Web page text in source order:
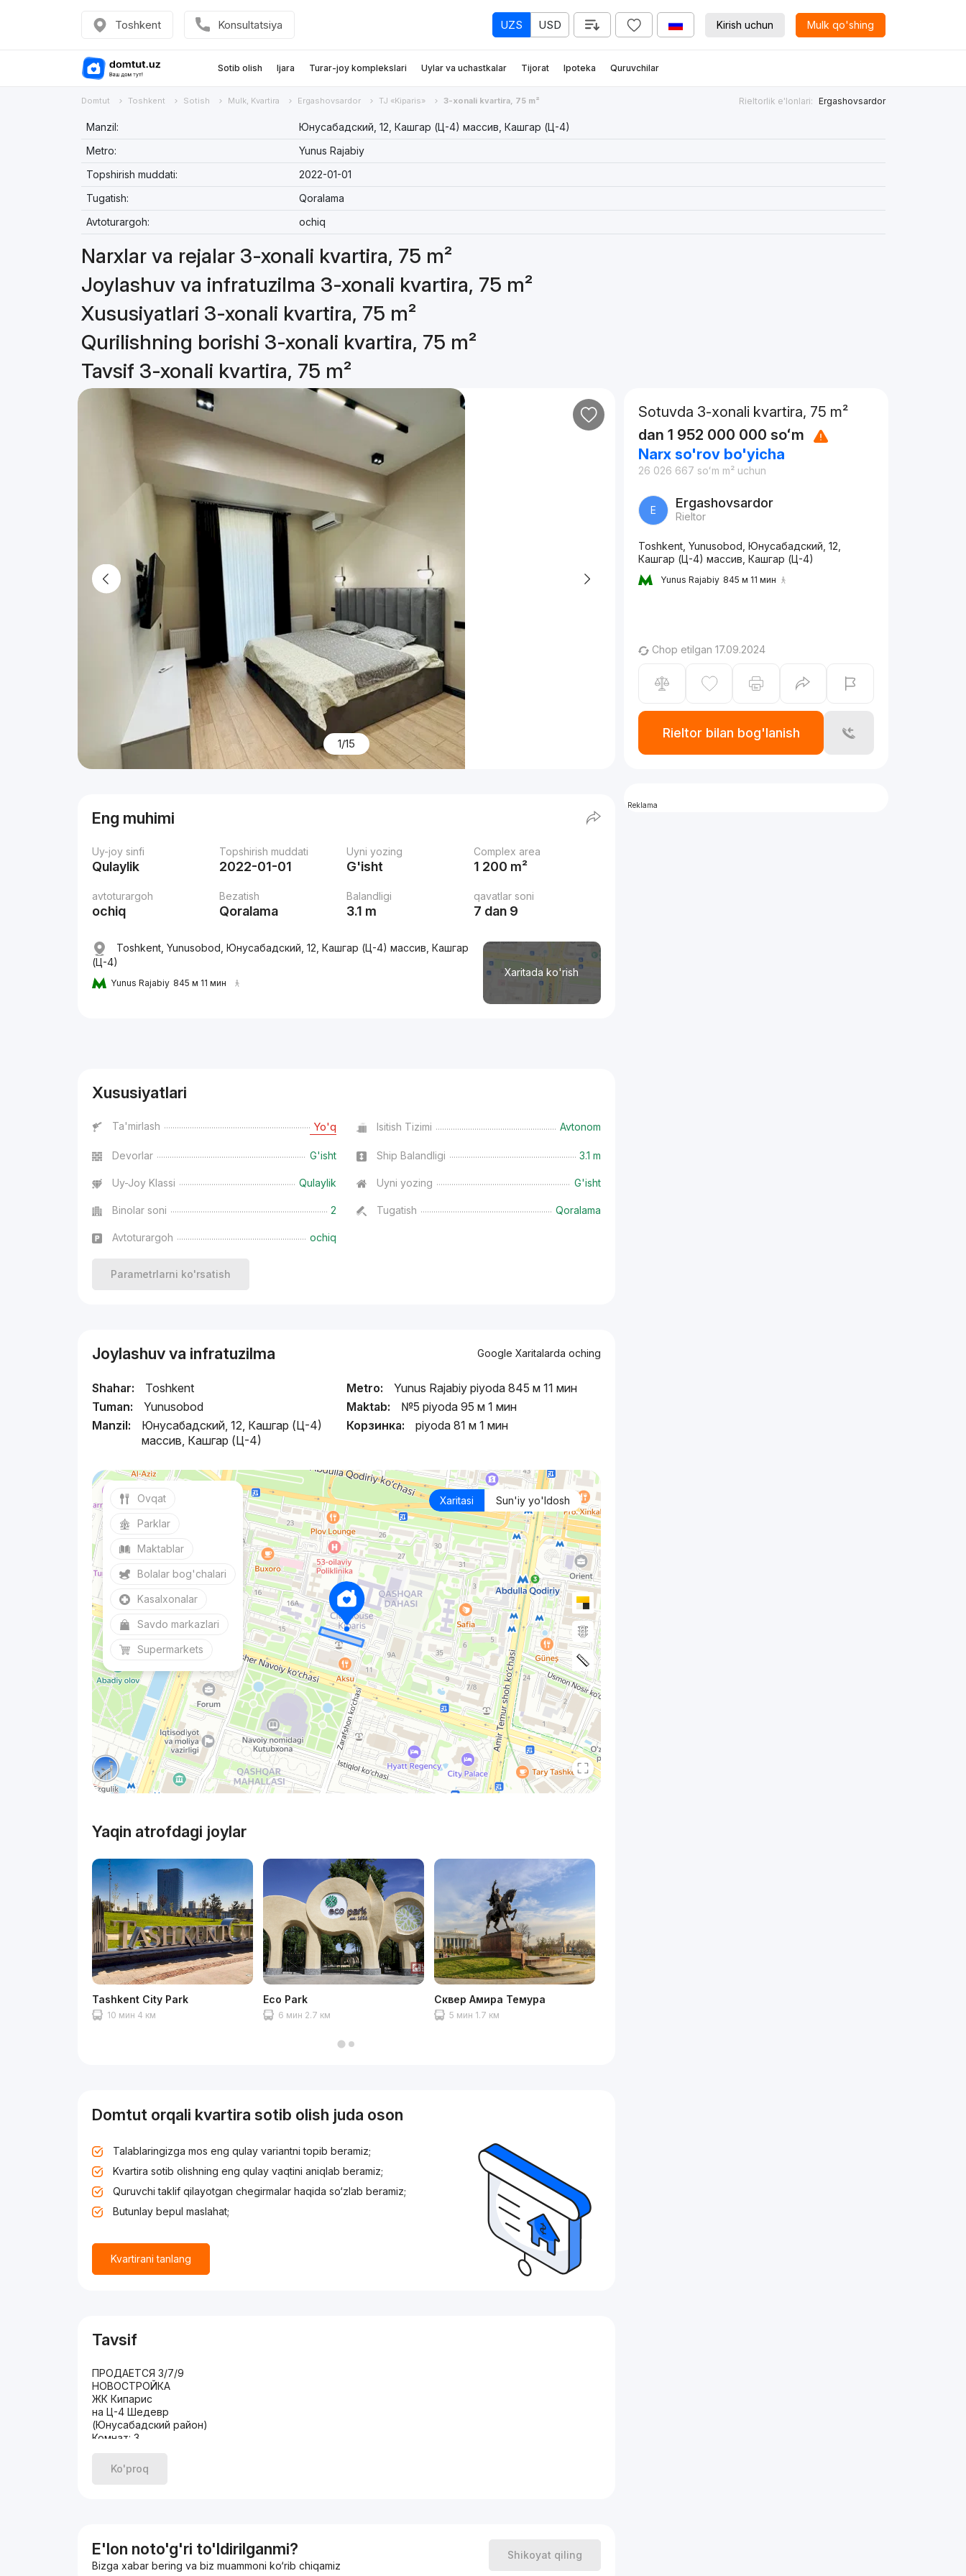
Toshkent Konsultatsiya UZS USD Kirish uchun Mulk qo'shing
Sotib olish Ijara Turar-joy komplekslari Uylar va uchastkalar Tijorat Ipoteka Quruvchilar
Domtut Toshkent Sotish Mulk, Kvartira Ergashovsardor TJ «Kiparis» 3-xonali kvartira, 75 m² Rieltorlik e'lonlari: Ergashovsardor
Manzil:
Юнусабадский, 12, Кашгар (Ц-4) массив, Кашгар (Ц-4)
Metro:
Yunus Rajabiy
Topshirish muddati:
2022-01-01
Tugatish:
Qoralama
Avtoturargoh:
ochiq
Narxlar va rejalar 3-xonali kvartira, 75 m²
Joylashuv va infratuzilma 3-xonali kvartira, 75 m²
Xususiyatlari 3-xonali kvartira, 75 m²
Qurilishning borishi 3-xonali kvartira, 75 m²
Tavsif 3-xonali kvartira, 75 m²
1/15
Eng muhimi
Uy-joy sinfi
Qulaylik
Topshirish muddati
2022-01-01
Uyni yozing
G'isht
Complex area
1 200 m²
avtoturargoh
ochiq
Bezatish
Qoralama
Balandligi
3.1 m
qavatlar soni
7 dan 9
Xaritada ko'rish
Toshkent, Yunusobod, Юнусабадский, 12, Кашгар (Ц-4) массив, Кашгар
(Ц-4)
Yunus Rajabiy 845 м 11 мин
Xususiyatlari
Ta'mirlash Yo'q Isitish Tizimi Avtonom
Devorlar G'isht Ship Balandligi 3.1 m
Uy-Joy Klassi Qulaylik Uyni yozing G'isht
Binolar soni 2 Tugatish Qoralama
Avtoturargoh ochiq
Parametrlarni ko'rsatish
Joylashuv va infratuzilma Google Xaritalarda oching
Shahar:
Toshkent
Tuman:
Yunusobod
Manzil:
Юнусабадский, 12, Кашгар (Ц-4)
массив, Кашгар (Ц-4)
Metro:
Yunus Rajabiy piyoda 845 м 11 мин
Maktab:
№5 piyoda 95 м 1 мин
Корзинка:
piyoda 81 м 1 мин
Xaritasi Sun'iy yo'ldosh
Ovqat
Parklar
Maktablar
Bolalar bog'chalari
Kasalxonalar
Savdo markazlari
Supermarkets
Yaqin atrofdagi joylar
Tashkent City Park
10 мин 4 км
Eco Park
6 мин 2.7 км
Сквер Амира Темура
5 мин 1.7 км
Domtut orqali kvartira sotib olish juda oson
Talablaringizga mos eng qulay variantni topib beramiz;
Kvartira sotib olishning eng qulay vaqtini aniqlab beramiz;
Quruvchi taklif qilayotgan chegirmalar haqida so‘zlab beramiz;
Butunlay bepul maslahat;
Kvartirani tanlang
Tavsif
ПРОДАЕТСЯ 3/7/9
НОВОСТРОЙКА
ЖК Кипарис
на Ц-4 Шедевр
(Юнусабадский район)
Комнат: 3
Этажность: 9
Общая площадь: 75м2
Ko'proq
E'lon noto'g'ri to'ldirilganmi?
Bizga xabar bering va biz muammoni ko‘rib chiqamiz
Shikoyat qiling
Sotuvda 3-xonali kvartira, 75 m²
dan 1 952 000 000 soʻm
Narx so'rov bo'yicha
26 026 667 soʻm m² uchun
E Ergashovsardor
Rieltor
Toshkent, Yunusobod, Юнусабадский, 12,
Кашгар (Ц-4) массив, Кашгар (Ц-4)
Yunus Rajabiy 845 м 11 мин
Chop etilgan 17.09.2024
Rieltor bilan bog'lanish
Reklama